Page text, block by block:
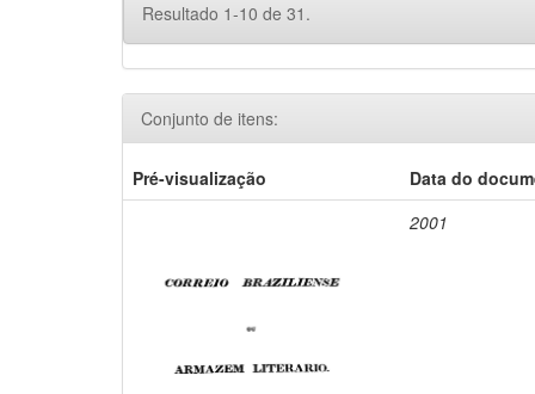
Resultado 1-10 de 31.
Conjunto de itens:
Pré-visualização
Data do
2001